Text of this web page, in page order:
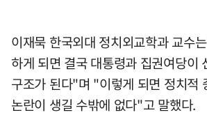
이재묵 한국외대 정치외교학과 교수
하게 되면 결국 대통령과 집권여당이
구조가 된다"며 "이렇게 되면 정치적
논란이 생길 수밖에 없다"고 말했다.